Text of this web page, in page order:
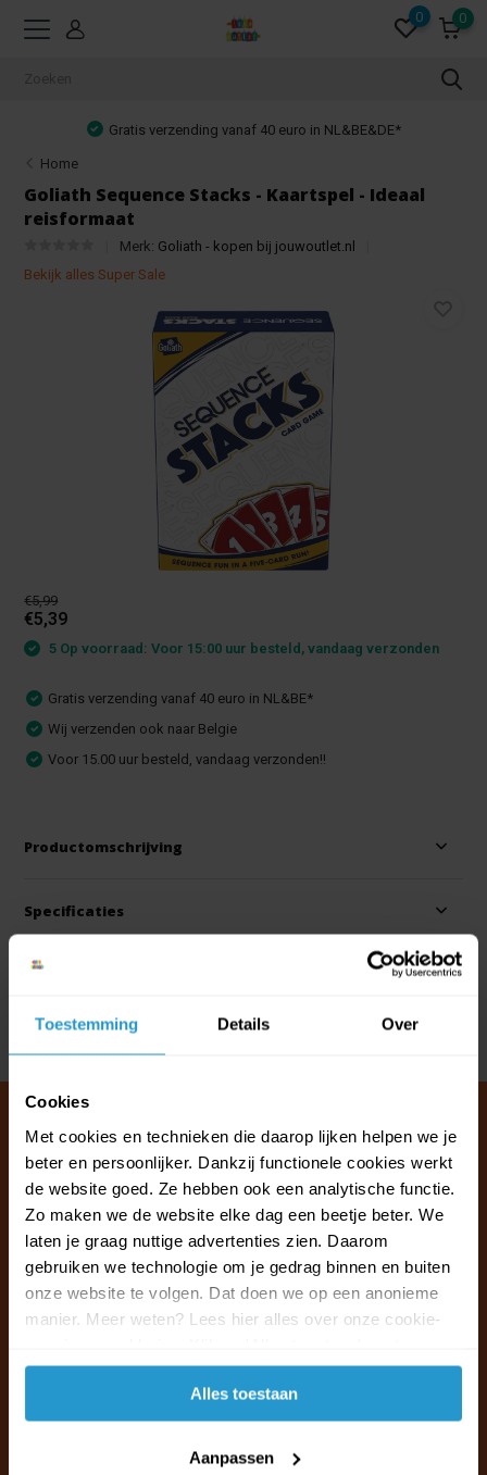
Toestemming Details Over
Cookies
Met cookies en technieken die daarop lijken helpen we je
beter en persoonlijker. Dankzij functionele cookies werkt
de website goed. Ze hebben ook een analytische functie.
Zo maken we de website elke dag een beetje beter. We
laten je graag nuttige advertenties zien. Daarom
gebruiken we technologie om je gedrag binnen en buiten
onze website te volgen. Dat doen we op een anonieme
manier. Meer weten? Lees hier alles over onze cookie-
accepteren.
Alles toestaan
Aanpassen
0 0
Gratis verzending vanaf 40 euro in NL&BE&DE*
Home
Goliath Sequence Stacks - Kaartspel - Ideaal
reisformaat
Merk: Goliath - kopen bij jouwoutlet.nl
Bekijk alles Super Sale
€5,99
€5,39
5 Op voorraad: Voor 15:00 uur besteld, vandaag verzonden
Gratis verzending vanaf 40 euro in NL&BE*
Wij verzenden ook naar Belgie
Voor 15.00 uur besteld, vandaag verzonden!!
Productomschrijving
Specificaties
Reviews
Klantenservice & FAQ
Wij staan voor u klaar.
Ma t/m vr van 09:30 - 16:00 telefonisch
+31 (0)13 785 62 41
Naar de klantenservice & FAQ